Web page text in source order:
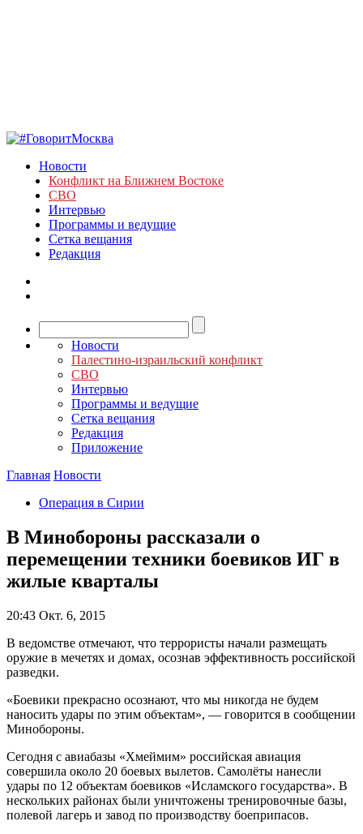
Новости
Конфликт на Ближнем Востоке
СВО
Интервью
Программы и ведущие
Сетка вещания
Редакция
Новости
Палестино-израильский конфликт
СВО
Интервью
Программы и ведущие
Сетка вещания
Редакция
Приложение
Главная Новости
Операция в Сирии
В Минобороны рассказали о
перемещении техники боевиков ИГ в
жилые кварталы
20:43 Окт. 6, 2015
В ведомстве отмечают, что террористы начали размещать
оружие в мечетях и домах, осознав эффективность российской
разведки.
«Боевики прекрасно осознают, что мы никогда не будем
наносить удары по этим объектам», — говорится в сообщении
Минобороны.
Сегодня с авиабазы «Хмеймим» российская авиация
совершила около 20 боевых вылетов. Самолёты нанесли
удары по 12 объектам боевиков «Исламского государства». В
нескольких районах были уничтожены тренировочные базы,
полевой лагерь и завод по производству боеприпасов.